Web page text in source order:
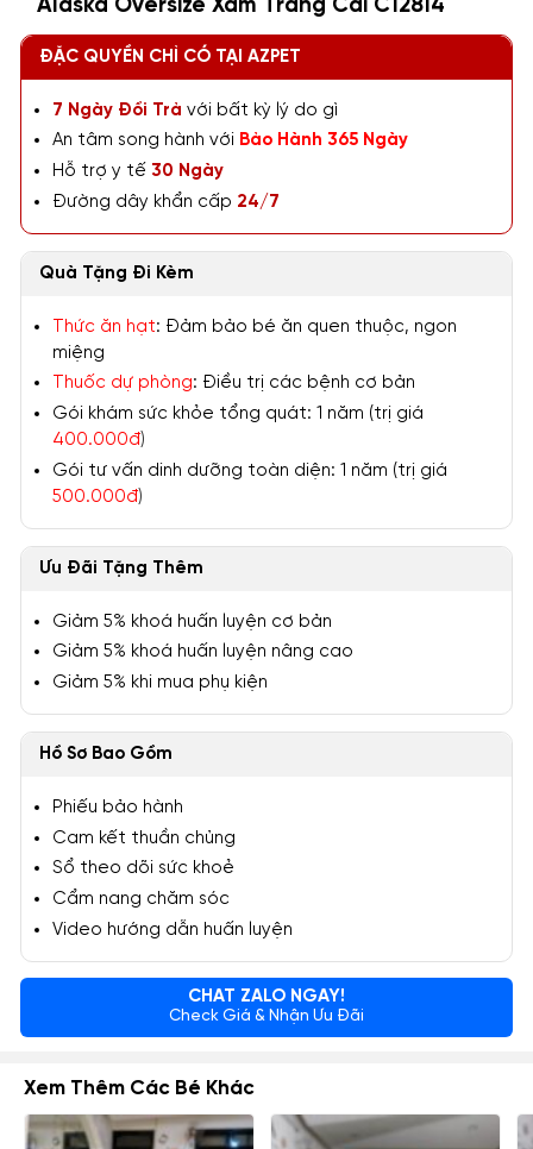
Alaska Oversize Xám Trắng Cái C12814
ĐẶC QUYỀN CHỈ CÓ TẠI AZPET
7 Ngày Đổi Trả với bất kỳ lý do gì
An tâm song hành với Bảo Hành 365 Ngày
Hỗ trợ y tế 30 Ngày
Đường dây khẩn cấp 24/7
Quà Tặng Đi Kèm
Thức ăn hạt: Đảm bảo bé ăn quen thuộc, ngon
miệng
Thuốc dự phòng: Điều trị các bệnh cơ bản
Gói khám sức khỏe tổng quát: 1 năm (trị giá
400.000đ)
Gói tư vấn dinh dưỡng toàn diện: 1 năm (trị giá
500.000đ)
Ưu Đãi Tặng Thêm
Giảm 5% khoá huấn luyện cơ bản
Giảm 5% khoá huấn luyện nâng cao
Giảm 5% khi mua phụ kiện
Hồ Sơ Bao Gồm
Phiếu bảo hành
Cam kết thuần chủng
Sổ theo dõi sức khoẻ
Cẩm nang chăm sóc
Video hướng dẫn huấn luyện
CHAT ZALO NGAY!
Check Giá & Nhận Ưu Đãi
Xem Thêm Các Bé Khác